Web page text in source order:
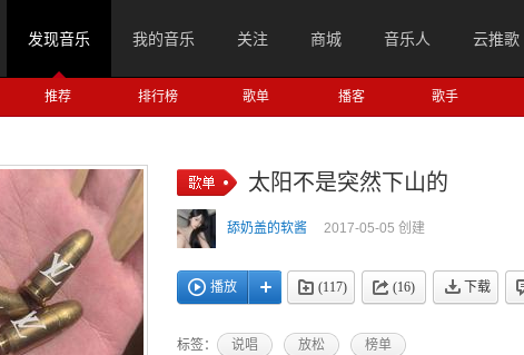
发现音乐 我的音乐 关注 商城 音乐人 云推歌
推荐 排行榜 歌单 播客 歌手